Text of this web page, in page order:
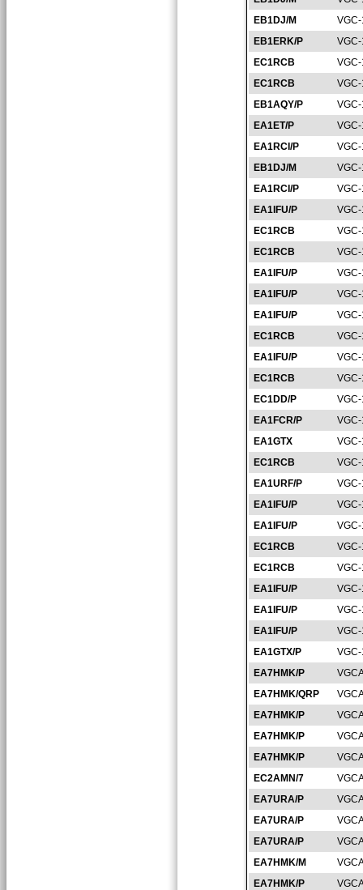
EB1DJ/M
EB1ERK/P
EC1RCB
EC1RCB
EB1AQY/P
EA1ET/P
EA1RCI/P
EB1DJ/M
EA1RCI/P
EA1IFU/P
EC1RCB
EC1RCB
EA1IFU/P
EA1IFU/P
EA1IFU/P
EC1RCB
EA1IFU/P
EC1RCB
EC1DD/P
EA1FCR/P
EA1GTX
EC1RCB
EA1URF/P
EA1IFU/P
EA1IFU/P
EC1RCB
EC1RCB
EA1IFU/P
EA1IFU/P
EA1IFU/P
EA1GTX/P
EA7HMK/P
EA7HMK/QRP
EA7HMK/P
EA7HMK/P
EA7HMK/P
EC2AMN/7
EA7URA/P
EA7URA/P
EA7URA/P
EA7HMK/M
EA7HMK/P